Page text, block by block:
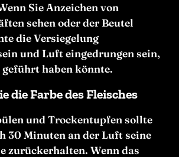
Sie Anzeichen von
sehen oder der Beutel
die Versiegelung
und Luft eingedrungen sein,
haben könnte.
die Farbe des Fleisches
und Trockentupfen sollte
30 Minuten an der Luft seine
zurückerhalten. Wenn das